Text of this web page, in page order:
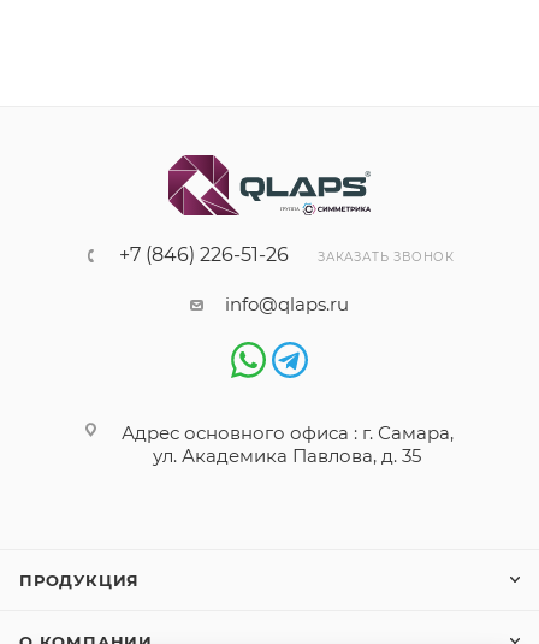
+7 (846) 226-51-26 ЗАКАЗАТЬ ЗВОНОК
info@qlaps.ru
Адрес основного офиса : г. Самара,
ул. Академика Павлова, д. 35
ПРОДУКЦИЯ